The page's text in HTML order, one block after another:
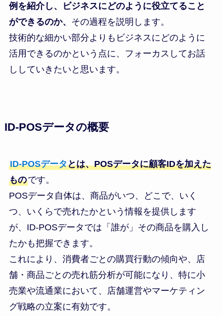
例を紹介し、ビジネスにどのように役立てること
ができるのか、 その過程を説明します。
技術的な細かい部分よりもビジネスにどのように
活用できるのかという点に、フォーカスしてお話
ししていきたいと思います。
ID-POSデータの概要
ID-POSデータとは、POSデータに顧客IDを加えた
ものです。
POSデータ自体は、商品がいつ、どこで、いく
つ、いくらで売れたかという情報を提供します
が、ID-POSデータでは「誰が」その商品を購入し
たかも把握できます。
これにより、消費者ごとの購買行動の傾向や、店
舗・商品ごとの売れ筋分析が可能になり、特に小
売業や流通業において、店舗運営やマーケティン
グ戦略の立案に有効です。